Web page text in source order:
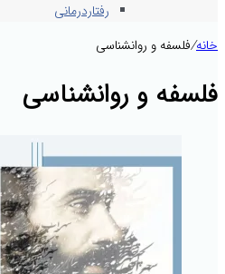
رفتاردرمانی
خانه/فلسفه و روانشناسی
فلسفه و روانشناسی